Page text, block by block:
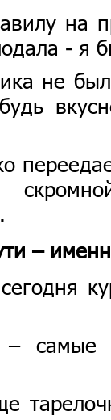
на
- я
не
–
–